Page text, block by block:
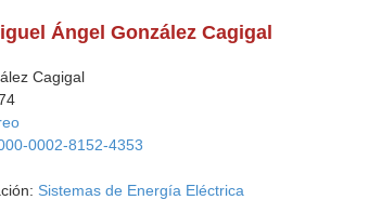
Ángel González Cagigal
Cagigal
0002-8152-4353
Sistemas de Energía Eléctrica